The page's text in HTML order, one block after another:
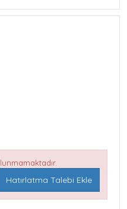
Hatırlatma Talebi Ekle